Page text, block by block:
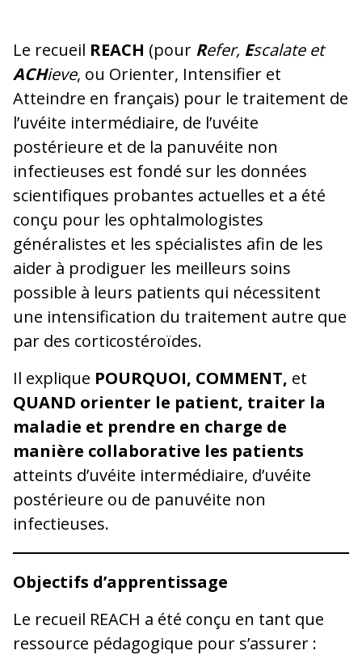
Le recueil REACH (pour Refer, Escalate et
ACHieve, ou Orienter, Intensifier et
Atteindre en français) pour le traitement de
l’uvéite intermédiaire, de l’uvéite
postérieure et de la panuvéite non
infectieuses est fondé sur les données
scientifiques probantes actuelles et a été
conçu pour les ophtalmologistes
généralistes et les spécialistes afin de les
aider à prodiguer les meilleurs soins
possible à leurs patients qui nécessitent
une intensification du traitement autre que
par des corticostéroïdes.
Il explique POURQUOI, COMMENT, et
QUAND orienter le patient, traiter la
maladie et prendre en charge de
manière collaborative les patients
atteints d’uvéite intermédiaire, d’uvéite
postérieure ou de panuvéite non
infectieuses.
Objectifs d’apprentissage
Le recueil REACH a été conçu en tant que
ressource pédagogique pour s’assurer :